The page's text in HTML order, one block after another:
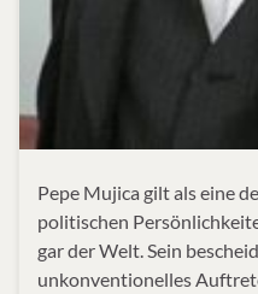
Pepe Mujica gilt als eine
politischen
gar der Welt. Sein
unkonventionelles